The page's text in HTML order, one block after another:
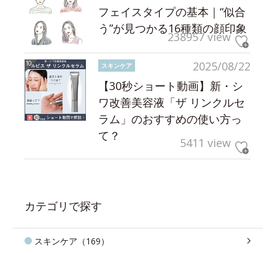
フェイスタイプの基本｜“似合
う”が見つかる16種類の顔印象
238957 view
2025/08/22
スキンケア
【30秒ショート動画】新・シ
ワ改善美容液「ザ リンクルセ
ラム」のおすすめの使い方っ
て？
5411 view
カテゴリで探す
スキンケア（169）